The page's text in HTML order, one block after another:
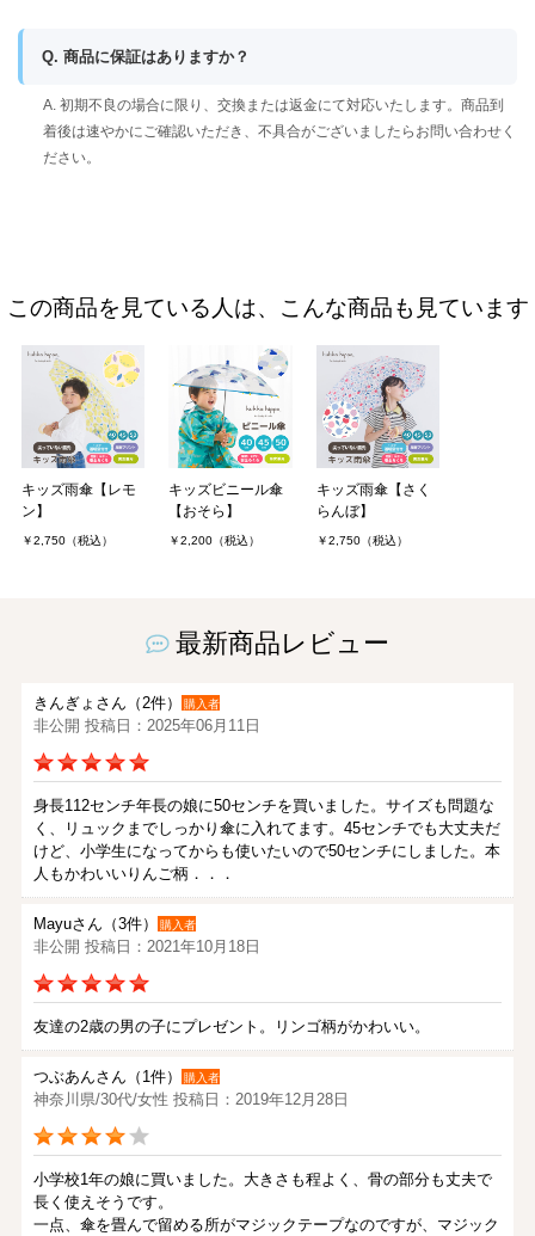
Q. 商品に保証はありますか？
A. 初期不良の場合に限り、交換または返金にて対応いたします。商品到
着後は速やかにご確認いただき、不具合がございましたらお問い合わせく
ださい。
この商品を見ている人は、こんな商品も見ています
キッズ雨傘【レモ
ン】
￥2,750（税込）
キッズビニール傘
【おそら】
￥2,200（税込）
キッズ雨傘【さく
らんぼ】
￥2,750（税込）
最新商品レビュー
きんぎょさん（2件） 購入者
非公開 投稿日：2025年06月11日
身長112センチ年長の娘に50センチを買いました。サイズも問題な
く、リュックまでしっかり傘に入れてます。45センチでも大丈夫だ
けど、小学生になってからも使いたいので50センチにしました。本
人もかわいいりんご柄．．．
Mayuさん（3件） 購入者
非公開 投稿日：2021年10月18日
友達の2歳の男の子にプレゼント。リンゴ柄がかわいい。
つぶあんさん（1件） 購入者
神奈川県/30代/女性 投稿日：2019年12月28日
小学校1年の娘に買いました。大きさも程よく、骨の部分も丈夫で
長く使えそうです。
一点、傘を畳んで留める所がマジックテープなのですが、マジック